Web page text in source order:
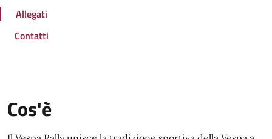
Allegati
Contatti
Cos'è